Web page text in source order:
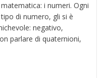
i numeri. Ogni
di numero, gli si è
negativo,
parlare di quaternioni,